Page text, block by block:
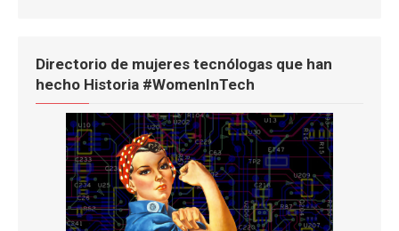
Directorio de mujeres tecnólogas que han
hecho Historia #WomenInTech